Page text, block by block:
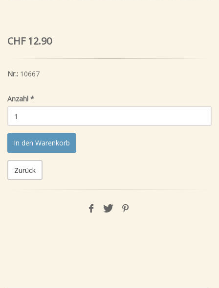
CHF 12.90
Nr.: 10667
Anzahl *
In den Warenkorb
Zurück